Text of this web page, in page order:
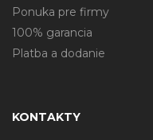
Ponuka pre firmy
100% garancia
Platba a dodanie
KONTAKTY